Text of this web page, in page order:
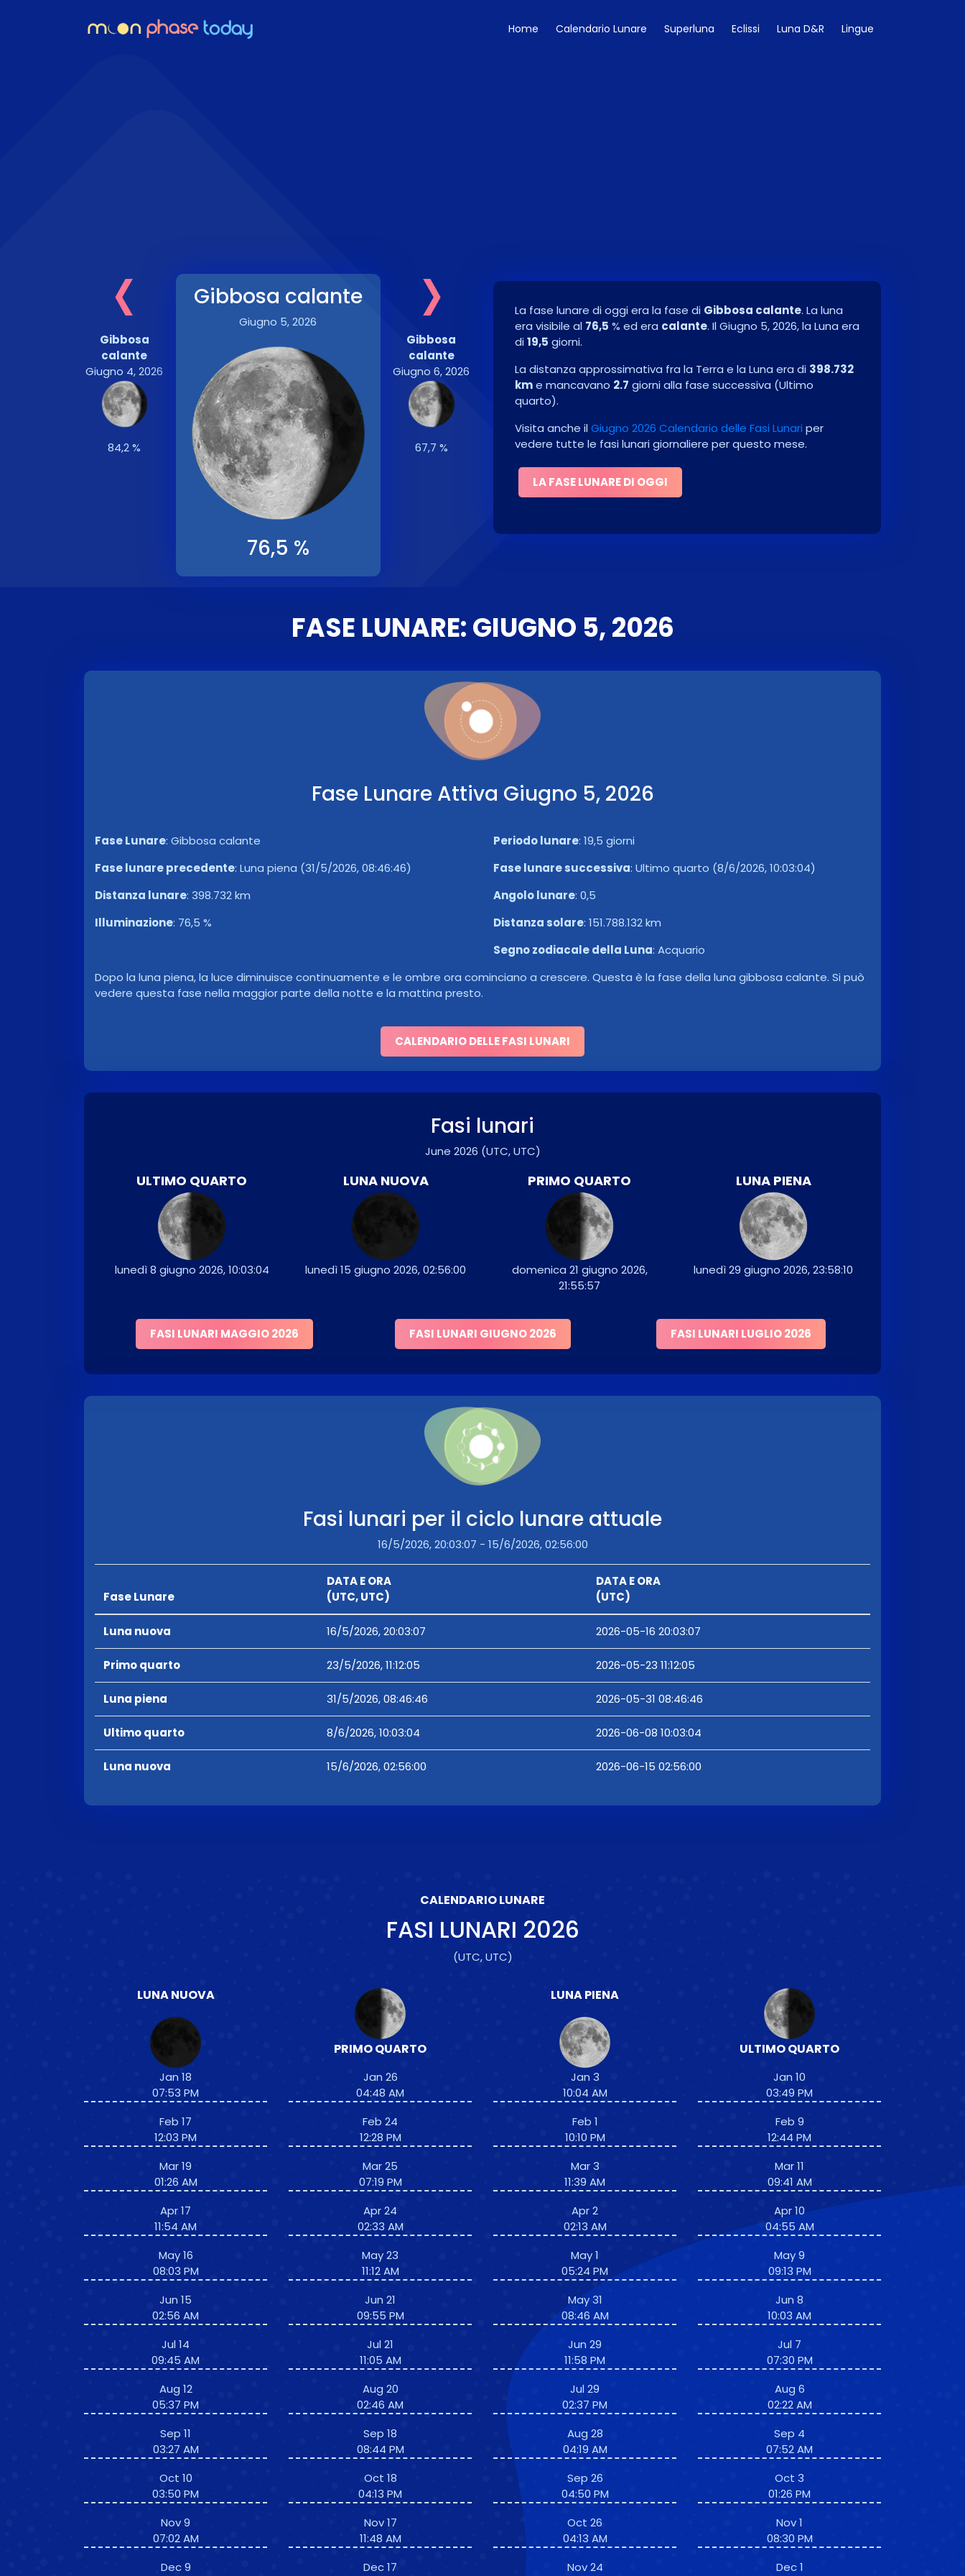
Home Calendario Lunare Superluna Eclissi Luna D&R Lingue
‹
Gibbosa
calante
Giugno 4, 2026
84,2 %
Gibbosa calante
Giugno 5, 2026
76,5 %
›
Gibbosa
calante
Giugno 6, 2026
67,7 %
La fase lunare di oggi era la fase di Gibbosa calante. La luna
era visibile al 76,5 % ed era calante. Il Giugno 5, 2026, la Luna era
di 19,5 giorni.
La distanza approssimativa fra la Terra e la Luna era di 398.732
kme mancavano 2.7 giorni alla fase successiva (Ultimo
quarto).
Visita anche il Giugno 2026 Calendario delle Fasi Lunari per
vedere tutte le fasi lunari giornaliere per questo mese.
LA FASE LUNARE DI OGGI
FASE LUNARE: GIUGNO 5, 2026
Fase Lunare Attiva Giugno 5, 2026
Fase Lunare: Gibbosa calante
Fase lunare precedente: Luna piena (31/5/2026, 08:46:46)
Distanza lunare: 398.732 km
Illuminazione: 76,5 %
Periodo lunare: 19,5 giorni
Fase lunare successiva: Ultimo quarto (8/6/2026, 10:03:04)
Angolo lunare: 0,5
Distanza solare: 151.788.132 km
Segno zodiacale della Luna: Acquario
Dopo la luna piena, la luce diminuisce continuamente e le ombre ora cominciano a crescere. Questa è la fase della luna gibbosa calante. Si può
vedere questa fase nella maggior parte della notte e la mattina presto.
CALENDARIO DELLE FASI LUNARI
Fasi lunari
June 2026 (UTC, UTC)
ULTIMO QUARTO
lunedì 8 giugno 2026, 10:03:04
LUNA NUOVA
lunedì 15 giugno 2026, 02:56:00
PRIMO QUARTO
domenica 21 giugno 2026,
21:55:57
LUNA PIENA
lunedì 29 giugno 2026, 23:58:10
FASI LUNARI MAGGIO 2026 FASI LUNARI GIUGNO 2026 FASI LUNARI LUGLIO 2026
Fasi lunari per il ciclo lunare attuale
16/5/2026, 20:03:07 - 15/6/2026, 02:56:00
Fase Lunare
DATA E ORA
(UTC, UTC)
DATA E ORA
(UTC)
Luna nuova 16/5/2026, 20:03:07 2026-05-16 20:03:07
Primo quarto 23/5/2026, 11:12:05 2026-05-23 11:12:05
Luna piena 31/5/2026, 08:46:46 2026-05-31 08:46:46
Ultimo quarto 8/6/2026, 10:03:04 2026-06-08 10:03:04
Luna nuova 15/6/2026, 02:56:00 2026-06-15 02:56:00
CALENDARIO LUNARE
FASI LUNARI 2026
(UTC, UTC)
LUNA NUOVA
Jan 18
07:53 PM
Feb 17
12:03 PM
Mar 19
01:26 AM
Apr 17
11:54 AM
May 16
08:03 PM
Jun 15
02:56 AM
Jul 14
09:45 AM
Aug 12
05:37 PM
Sep 11
03:27 AM
Oct 10
03:50 PM
Nov 9
07:02 AM
Dec 9
PRIMO QUARTO
Jan 26
04:48 AM
Feb 24
12:28 PM
Mar 25
07:19 PM
Apr 24
02:33 AM
May 23
11:12 AM
Jun 21
09:55 PM
Jul 21
11:05 AM
Aug 20
02:46 AM
Sep 18
08:44 PM
Oct 18
04:13 PM
Nov 17
11:48 AM
Dec 17
LUNA PIENA
Jan 3
10:04 AM
Feb 1
10:10 PM
Mar 3
11:39 AM
Apr 2
02:13 AM
May 1
05:24 PM
May 31
08:46 AM
Jun 29
11:58 PM
Jul 29
02:37 PM
Aug 28
04:19 AM
Sep 26
04:50 PM
Oct 26
04:13 AM
Nov 24
ULTIMO QUARTO
Jan 10
03:49 PM
Feb 9
12:44 PM
Mar 11
09:41 AM
Apr 10
04:55 AM
May 9
09:13 PM
Jun 8
10:03 AM
Jul 7
07:30 PM
Aug 6
02:22 AM
Sep 4
07:52 AM
Oct 3
01:26 PM
Nov 1
08:30 PM
Dec 1